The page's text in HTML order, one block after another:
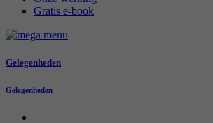
Gratis e-book
Gelegenheden
Gelegenheden